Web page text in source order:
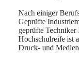
Nach einiger
Geprüfte
geprüfte
Hochschulreife ist
Druck- und